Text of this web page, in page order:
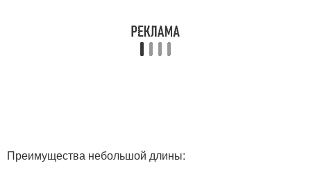
Преимущества небольшой длины: